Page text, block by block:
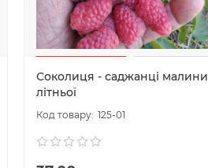
Соколиця - саджанці малини
літньої
125-01